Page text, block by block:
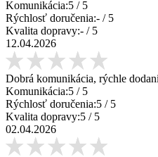
Komunikácia:5 / 5
Rýchlosť doručenia:- / 5
Kvalita dopravy:- / 5
12.04.2026
Dobrá komunikácia, rýchle
Komunikácia:5 / 5
Rýchlosť doručenia:5 / 5
Kvalita dopravy:5 / 5
02.04.2026